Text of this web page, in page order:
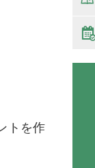
トを作